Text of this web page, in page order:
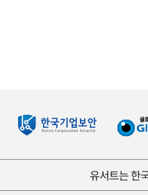
유서트는 한